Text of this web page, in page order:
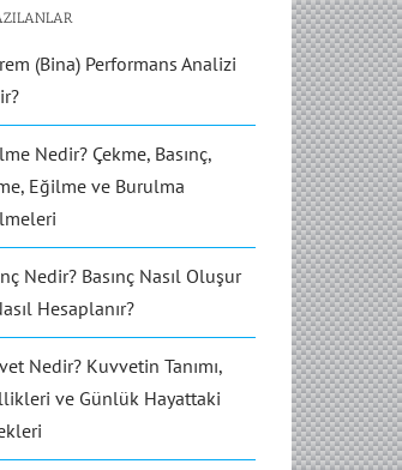
(Bina) Performans Analizi
Nedir? Çekme, Basınç,
Eğilme ve Burulma
Nedir? Basınç Nasıl Oluşur
Hesaplanır?
Nedir? Kuvvetin Tanımı,
ve Günlük Hayattaki